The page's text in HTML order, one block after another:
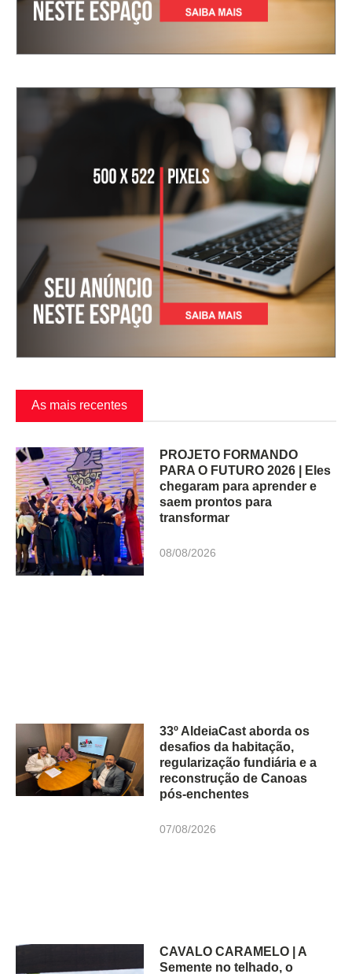
As mais recentes
PROJETO FORMANDO
PARA O FUTURO 2026 | Eles
chegaram para aprender e
saem prontos para
transformar
08/08/2026
33º AldeiaCast aborda os
desafios da habitação,
regularização fundiária e a
reconstrução de Canoas
pós-enchentes
07/08/2026
CAVALO CARAMELO | A
Semente no telhado, o